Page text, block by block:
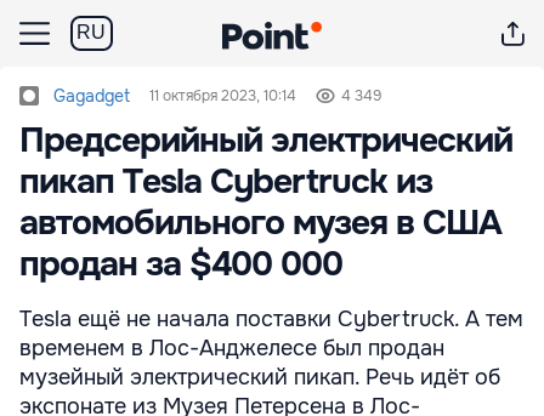
RU
Gagadget 11 октября 2023, 10:14 4 349
Предсерийный электрический
пикап Tesla Cybertruck из
автомобильного музея в США
продан за $400 000
Tesla ещё не начала поставки Cybertruck. А тем
временем в Лос-Анджелесе был продан
музейный электрический пикап. Речь идёт об
экспонате из Музея Петерсена в Лос-